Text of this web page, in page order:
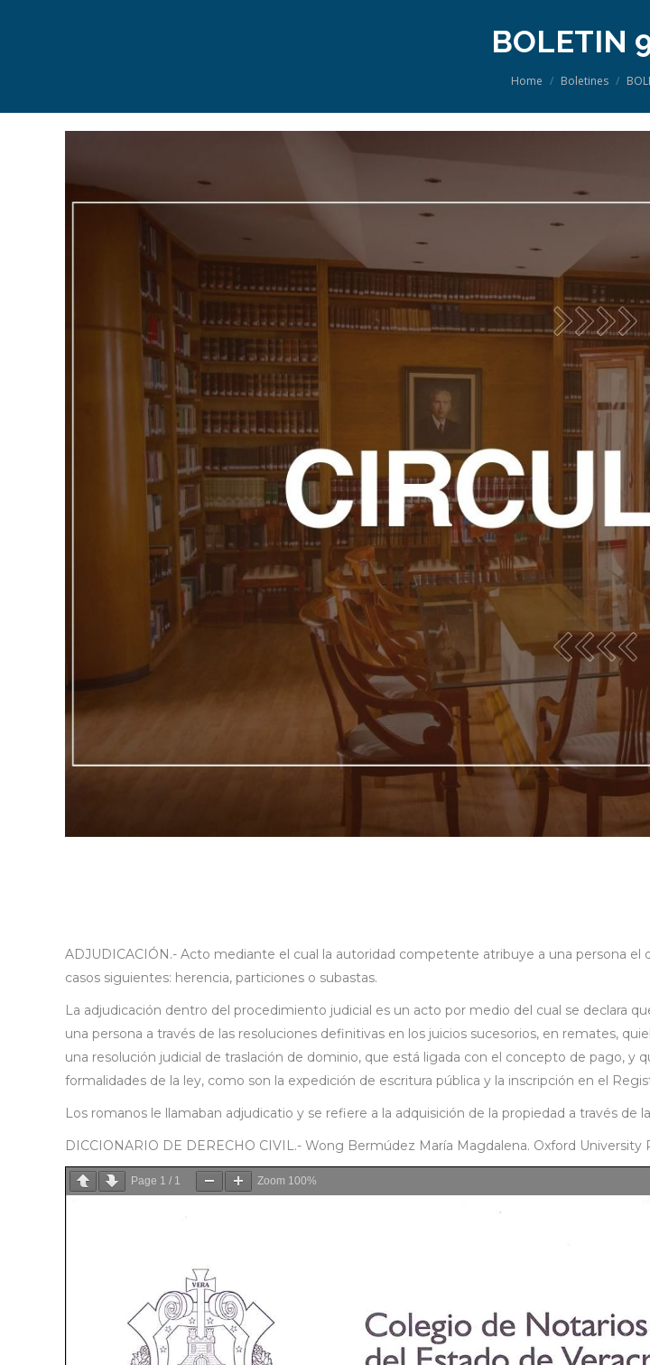
BOLETIN
You are here:
Home Boletines
ADJUDICACIÓN.- Acto mediante el cual la autoridad competente atribuye a una persona
casos siguientes: herencia, particiones o subastas.
La adjudicación dentro del procedimiento judicial es un acto por medio del cual se declara
una persona a través de las resoluciones definitivas en los juicios sucesorios, en remates,
una resolución judicial de traslación de dominio, que está ligada con el concepto de pago, y
formalidades de la ley, como son la expedición de escritura pública y la inscripción en el
Los romanos le llamaban adjudicatio y se refiere a la adquisición de la propiedad a través de
DICCIONARIO DE DERECHO CIVIL.- Wong Bermúdez María Magdalena. Oxford University
Page 1 / 1 Zoom 100%